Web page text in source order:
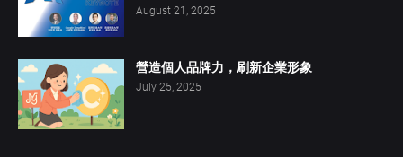
August 21, 2025
營造個人品牌力，刷新企業形象
July 25, 2025